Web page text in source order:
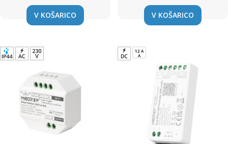
V KOŠARICO V KOŠARICO
12 A
A